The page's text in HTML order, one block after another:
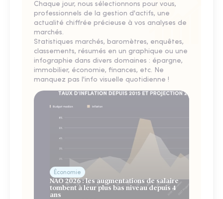
Chaque jour, nous sélectionnons pour vous,
professionnels de la gestion d'actifs, une
actualité chiffrée précieuse à vos analyses de
marchés.
Statistiques marchés, baromètres, enquêtes,
classements, résumés en un graphique ou une
infographie dans divers domaines : épargne,
immobilier, économie, finances, etc. Ne
manquez pas l'info visuelle quotidienne !
Économie
NAO 2026 : les augmentations de salaire
tombent à leur plus bas niveau depuis 4
ans